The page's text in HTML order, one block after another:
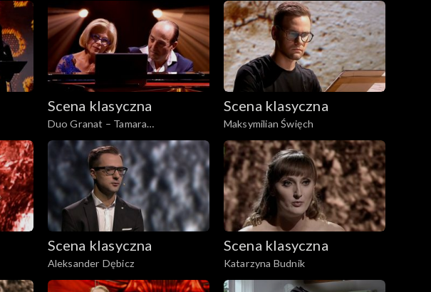
Scena klasyczna
Duo Granat – Tamara
Granat&Adrian Kreda
Scena klasyczna
Maksymilian Święch
Scena klasyczna
Aleksander Dębicz
Scena klasyczna
Katarzyna Budnik